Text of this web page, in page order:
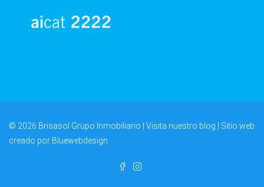
© 2026 Brisasol Grupo Inmobiliario | Visita nuestro blog | Sitio web
creado por Bluewebdesign